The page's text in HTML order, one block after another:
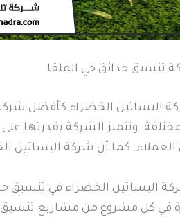
تنسيق حدائق حي الملقا
البساتين الخضراء كأفضل شركة
وتتميز الشركة بقدرتها
كما أن شركة البساتين
البساتين الخضراء في تنسيق
في كل مشروع من مشاريع تنسيق